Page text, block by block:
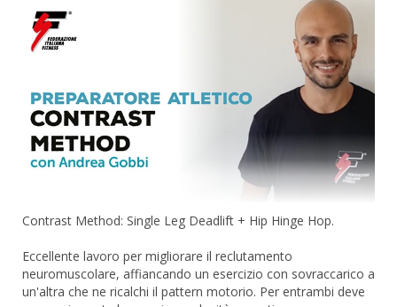
Contrast Method: Single Leg Deadlift + Hip Hinge Hop.
Eccellente lavoro per migliorare il reclutamento
neuromuscolare, affiancando un esercizio con sovraccarico a
un'altra che ne ricalchi il pattern motorio. Per entrambi deve